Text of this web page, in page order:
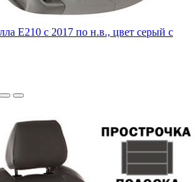
Е210 с 2017 по н.в., цвет серый с